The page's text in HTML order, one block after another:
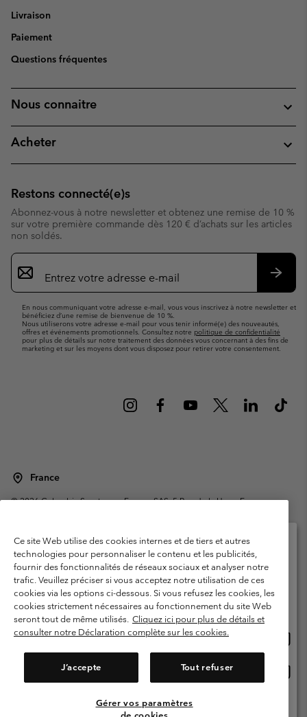
Livraison
Paiement
Questions fréquentes
Nous connaitre
Acheter
Restons connecté(e)s
Abonnez-vous à notre newsletter et obtenez une remise de 10 %
sur votre première commande dès 120 € d’achats sur les articles
non soldés.
Inscription
par
e-
En nous communiquant votre adresse e-mail, vous vous inscrivez à notre newsletter et
bénéficiez d’une remise de bienvenue de 10 %.
Nous utiliserons votre adresse e-mail pour vous tenir informé(e) des nouveautés,
offres et événements promotionnels. Consultez notre politique de confidentialité
pour plus de détails sur notre traitement des données vous concernant à des fins de
marketing et sur les moyens dont vous disposez pour retirer votre consentement.
France
©2026Columbia Sportswear Europe SAS. 5 Rue de la Haye, Espace
Garanties Légales
Politique de confidentialité
Conditions d'utilisation - Membres
Conditions D'utilisation - Contenu généré par l'utilisateur
Impressum
Cookies
Public CBCR
Ce site Web utilise des cookies internes et de tiers et autres
technologies pour personnaliser le contenu et les publicités,
fournir des fonctionnalités de réseaux sociaux et analyser notre
trafic. Veuillez préciser si vous acceptez notre utilisation de ces
cookies via les options ci-dessous. Si vous refusez les cookies, les
cookies strictement nécessaires au fonctionnement du site Web
seront tout de même utilisés. Cliquez ici pour plus de détails et
consulter notre Déclaration complète sur les cookies.
J’accepte Tout refuser
Gérer vos paramètres
Veuillez sélectionner votre pays d’expédition et
votre langue
Achats en ligne disponibles
United States
ligne
France
Voir Tous Les Pays